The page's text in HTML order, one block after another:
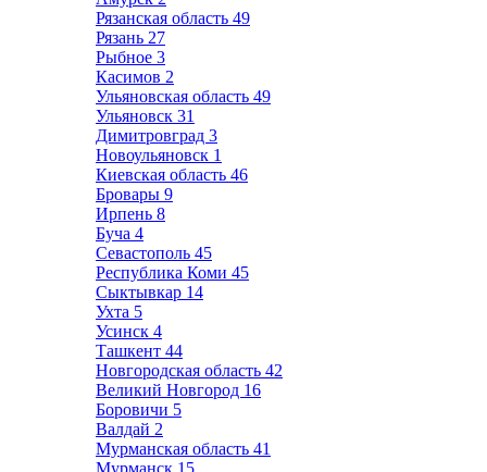
Рязанская область 49
Рязань 27
Рыбное 3
Касимов 2
Ульяновская область 49
Ульяновск 31
Димитровград 3
Новоульяновск 1
Киевская область 46
Бровары 9
Ирпень 8
Буча 4
Севастополь 45
Республика Коми 45
Сыктывкар 14
Ухта 5
Усинск 4
Ташкент 44
Новгородская область 42
Великий Новгород 16
Боровичи 5
Валдай 2
Мурманская область 41
Мурманск 15